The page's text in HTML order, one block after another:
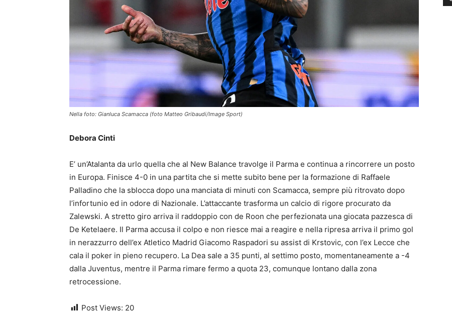
Nella foto: Gianluca Scamacca (foto Matteo Gribaudi/Image Sport)
Debora Cinti
E’ un’Atalanta da urlo quella che al New Balance travolge il Parma e continua a rincorrere un posto
in Europa. Finisce 4-0 in una partita che si mette subito bene per la formazione di Raffaele
Palladino che la sblocca dopo una manciata di minuti con Scamacca, sempre più ritrovato dopo
l’infortunio ed in odore di Nazionale. L’attaccante trasforma un calcio di rigore procurato da
Zalewski. A stretto giro arriva il raddoppio con de Roon che perfezionata una giocata pazzesca di
De Ketelaere. Il Parma accusa il colpo e non riesce mai a reagire e nella ripresa arriva il primo gol
in nerazzurro dell’ex Atletico Madrid Giacomo Raspadori su assist di Krstovic, con l’ex Lecce che
cala il poker in pieno recupero. La Dea sale a 35 punti, al settimo posto, momentaneamente a -4
dalla Juventus, mentre il Parma rimare fermo a quota 23, comunque lontano dalla zona
retrocessione.
Post Views: 20